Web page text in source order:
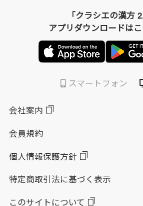
「クラシエの漢方
アプリダウンロードは
スマートフォン
会社案内
会員規約
個人情報保護方針
特定商取引法に基づく表示
このサイトについて